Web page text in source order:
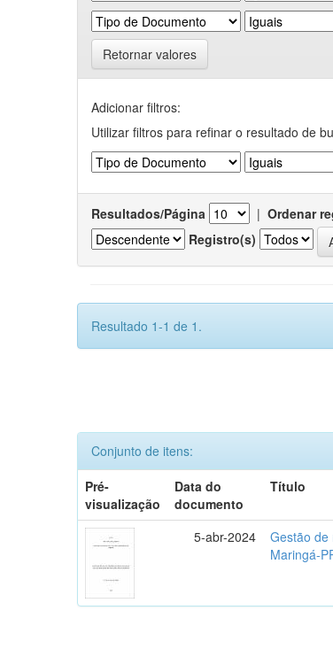
Retornar valores
Adicionar filtros:
Utilizar filtros para refinar o resultado de
Resultados/Página | Ordenar
Registro(s)
Resultado 1-1 de 1.
Conjunto de itens:
Pré-
visualização
Data do
documento
Título
5-abr-2024
Gestão
Maringá-